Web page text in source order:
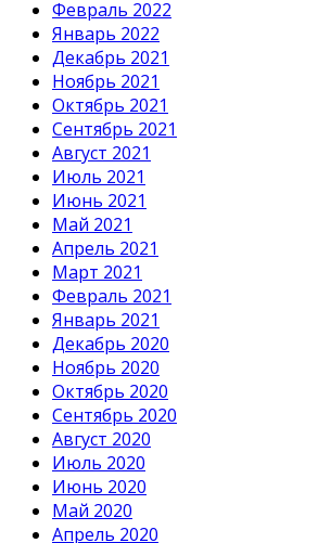
Февраль 2022
Январь 2022
Декабрь 2021
Ноябрь 2021
Октябрь 2021
Сентябрь 2021
Август 2021
Июль 2021
Июнь 2021
Май 2021
Апрель 2021
Март 2021
Февраль 2021
Январь 2021
Декабрь 2020
Ноябрь 2020
Октябрь 2020
Сентябрь 2020
Август 2020
Июль 2020
Июнь 2020
Май 2020
Апрель 2020